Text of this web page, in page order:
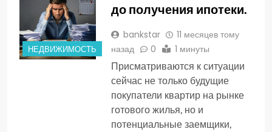
НЕДВИЖИМОСТЬ
до получения ипотеки.
bankstar
11 месяцев тому
назад
0 1 минуты
Присматриваются к ситуации
сейчас не только будущие
покупатели квартир на рынке
готового жилья, но и
потенциальные заемщики,